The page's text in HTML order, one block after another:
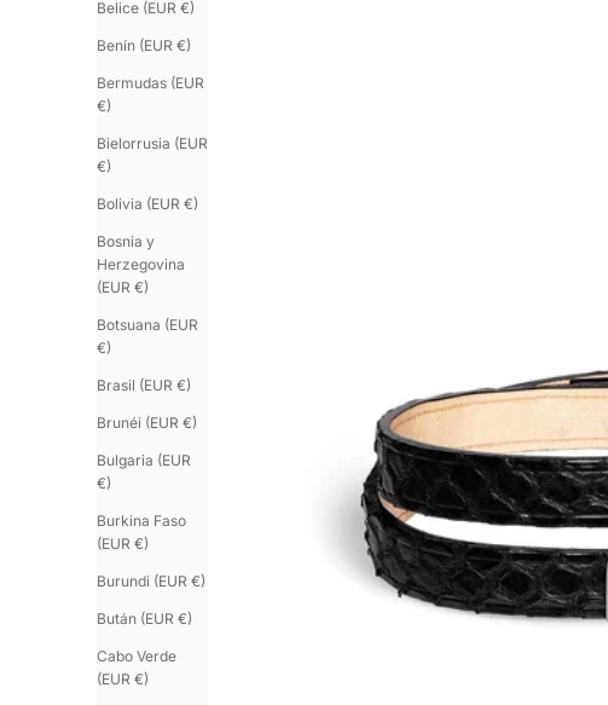
Belice (EUR €)
Benín (EUR €)
Bermudas (EUR
€)
Bielorrusia (EUR
€)
Bolivia (EUR €)
Bosnia y
Herzegovina
(EUR €)
Botsuana (EUR
€)
Brasil (EUR €)
Brunéi (EUR €)
Bulgaria (EUR
€)
Burkina Faso
(EUR €)
Burundi (EUR €)
Bután (EUR €)
Cabo Verde
(EUR €)